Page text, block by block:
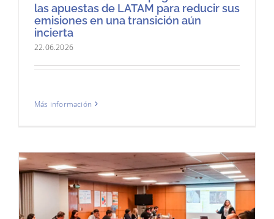
las apuestas de LATAM para reducir sus
emisiones en una transición aún
incierta
22.06.2026
Más información